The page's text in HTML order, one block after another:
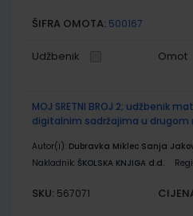
ŠIFRA OMOTA: 500167
Udžbenik Omot
MOJ SRETNI BROJ 2; udžbenik
digitalnim sadržajima u drugom
Autor(i): Dubravka Miklec Sanja
Nakladnik: ŠKOLSKA KNJIGA d.d.
SKU: 567071